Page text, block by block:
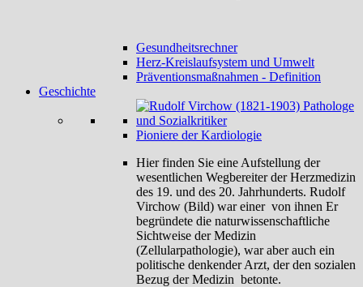
Gesundheitsrechner
Herz-Kreislaufsystem und Umwelt
Präventionsmaßnahmen - Definition
Geschichte
Pioniere der Kardiologie
Hier finden Sie eine Aufstellung der
wesentlichen Wegbereiter der Herzmedizin
des 19. und des 20. Jahrhunderts. Rudolf
Virchow (Bild) war einer von ihnen Er
begründete die naturwissenschaftliche
Sichtweise der Medizin
(Zellularpathologie), war aber auch ein
politische denkender Arzt, der den sozialen
Bezug der Medizin betonte.